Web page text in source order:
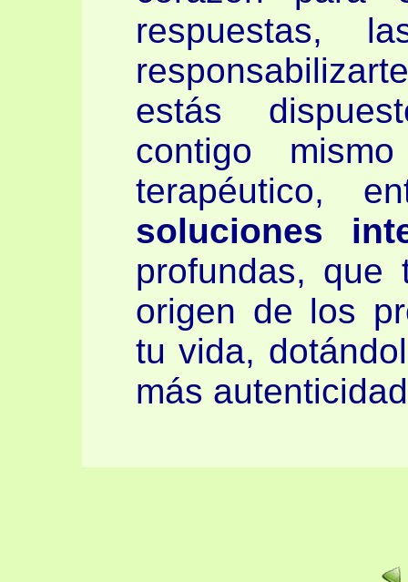
respuestas,
estás
contigo
terapéutico,
soluciones
profundas, que
origen de los
tu vida,
más